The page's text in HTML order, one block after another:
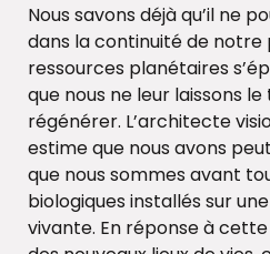
Nous savons déjà qu’il ne
dans la continuité de notre
ressources planétaires
que nous ne leur laissons
régénérer. L’architecte
estime que nous avons
que nous sommes avant
biologiques installés sur
vivante. En réponse à